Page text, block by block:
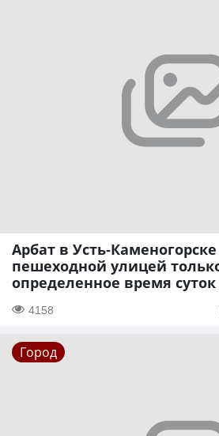
Арбат в Усть-
пешеходной улицей
определенное время суток
4158
Город